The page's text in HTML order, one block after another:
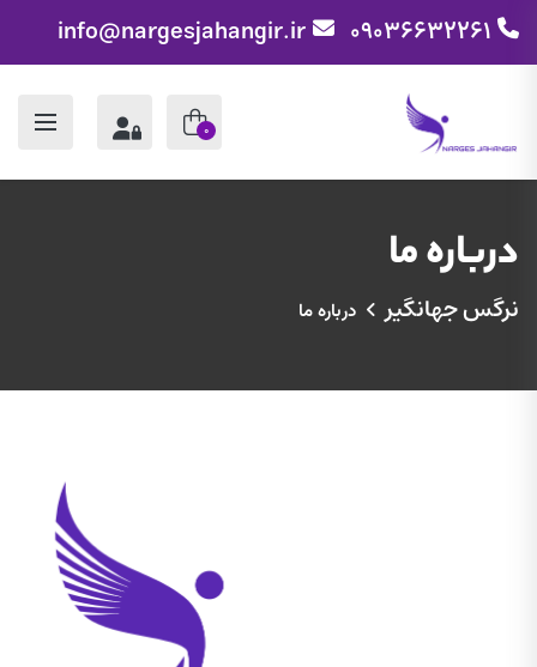
09036632261
info@nargesjahangir.ir
0
درباره ما
نرگس جهانگیر درباره ما